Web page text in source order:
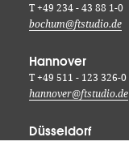
T +49 234 - 43 88 1-0
bochum@ftstudio.de
Hannover
T +49 511 - 123 326-0
hannover@ftstudio.de
Düsseldorf